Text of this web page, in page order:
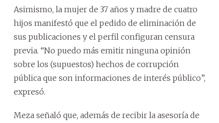
Asimismo, la mujer de 37 años y madre de cuatro
hijos manifestó que el pedido de eliminación de
sus publicaciones y el perfil configuran censura
previa. “No puedo más emitir ninguna opinión
sobre los (supuestos) hechos de corrupción
pública que son informaciones de interés público”,
expresó.
Meza señaló que, además de recibir la asesoría de